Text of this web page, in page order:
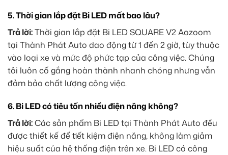
5.Thời gian lắp đặt Bi LED mất bao lâu?
Trả lời:Thời gian lắp đặt Bi LED SQUARE V2 Aozoom
tại Thành Phát Auto dao động từ 1 đến 2 giờ, tùy thuộc
vào loại xe và mức độ phức tạp của công việc. Chúng
tôi luôn cố gắng hoàn thành nhanh chóng nhưng vẫn
đảm bảo chất lượng công việc.
6.Bi LED có tiêu tốn nhiều điện năng không?
Trả lời:Các sản phẩm Bi LED tại Thành Phát Auto đều
được thiết kế để tiết kiệm điện năng, không làm giảm
hiệu suất của hệ thống điện trên xe. Bi LED có công